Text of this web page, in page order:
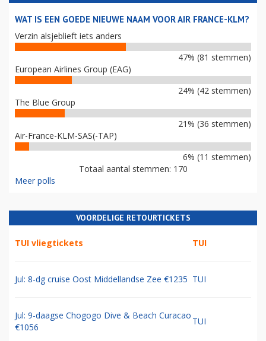
WAT IS EEN GOEDE NIEUWE NAAM VOOR AIR FRANCE-KLM?
Verzin alsjeblieft iets anders
47% (81 stemmen)
European Airlines Group (EAG)
24% (42 stemmen)
The Blue Group
21% (36 stemmen)
Air-France-KLM-SAS(-TAP)
6% (11 stemmen)
Totaal aantal stemmen: 170
Meer polls
VOORDELIGE RETOURTICKETS
TUI vliegtickets TUI
Jul: 8-dg cruise Oost Middellandse Zee €1235 TUI
Jul: 9-daagse Chogogo Dive & Beach Curacao
€1056
TUI